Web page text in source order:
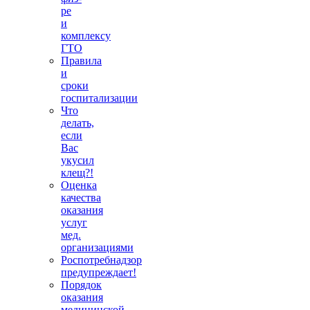
ре
и
комплексу
ГТО
Правила
и
сроки
госпитализации
Что
делать,
если
Вас
укусил
клещ?!
Оценка
качества
оказания
услуг
мед.
организациями
Роспотребнадзор
предупреждает!
Порядок
оказания